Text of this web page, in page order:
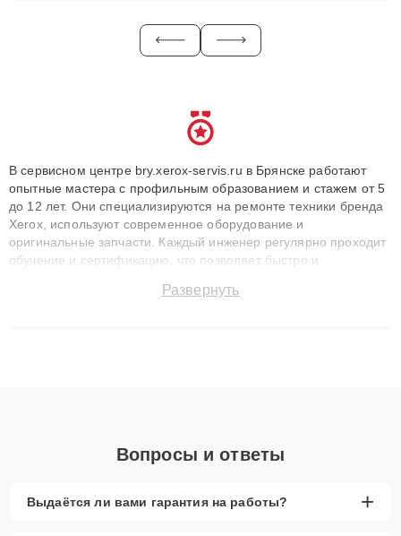
В сервисном центре bry.xerox-servis.ru в Брянске работают
опытные мастера с профильным образованием и стажем от 5
до 12 лет. Они специализируются на ремонте техники бренда
Xerox, используют современное оборудование и
оригинальные запчасти. Каждый инженер регулярно проходит
обучение и сертификацию, что позволяет быстро и
сохранением гарантии до 3 лет. Наши мастера решают
Развернуть
Вопросы и ответы
Выдаётся ли вами гарантия на работы? +